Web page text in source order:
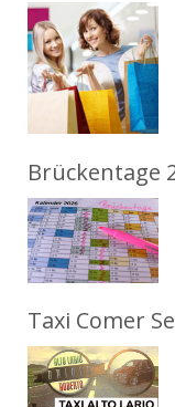
Brückentage
Taxi Comer